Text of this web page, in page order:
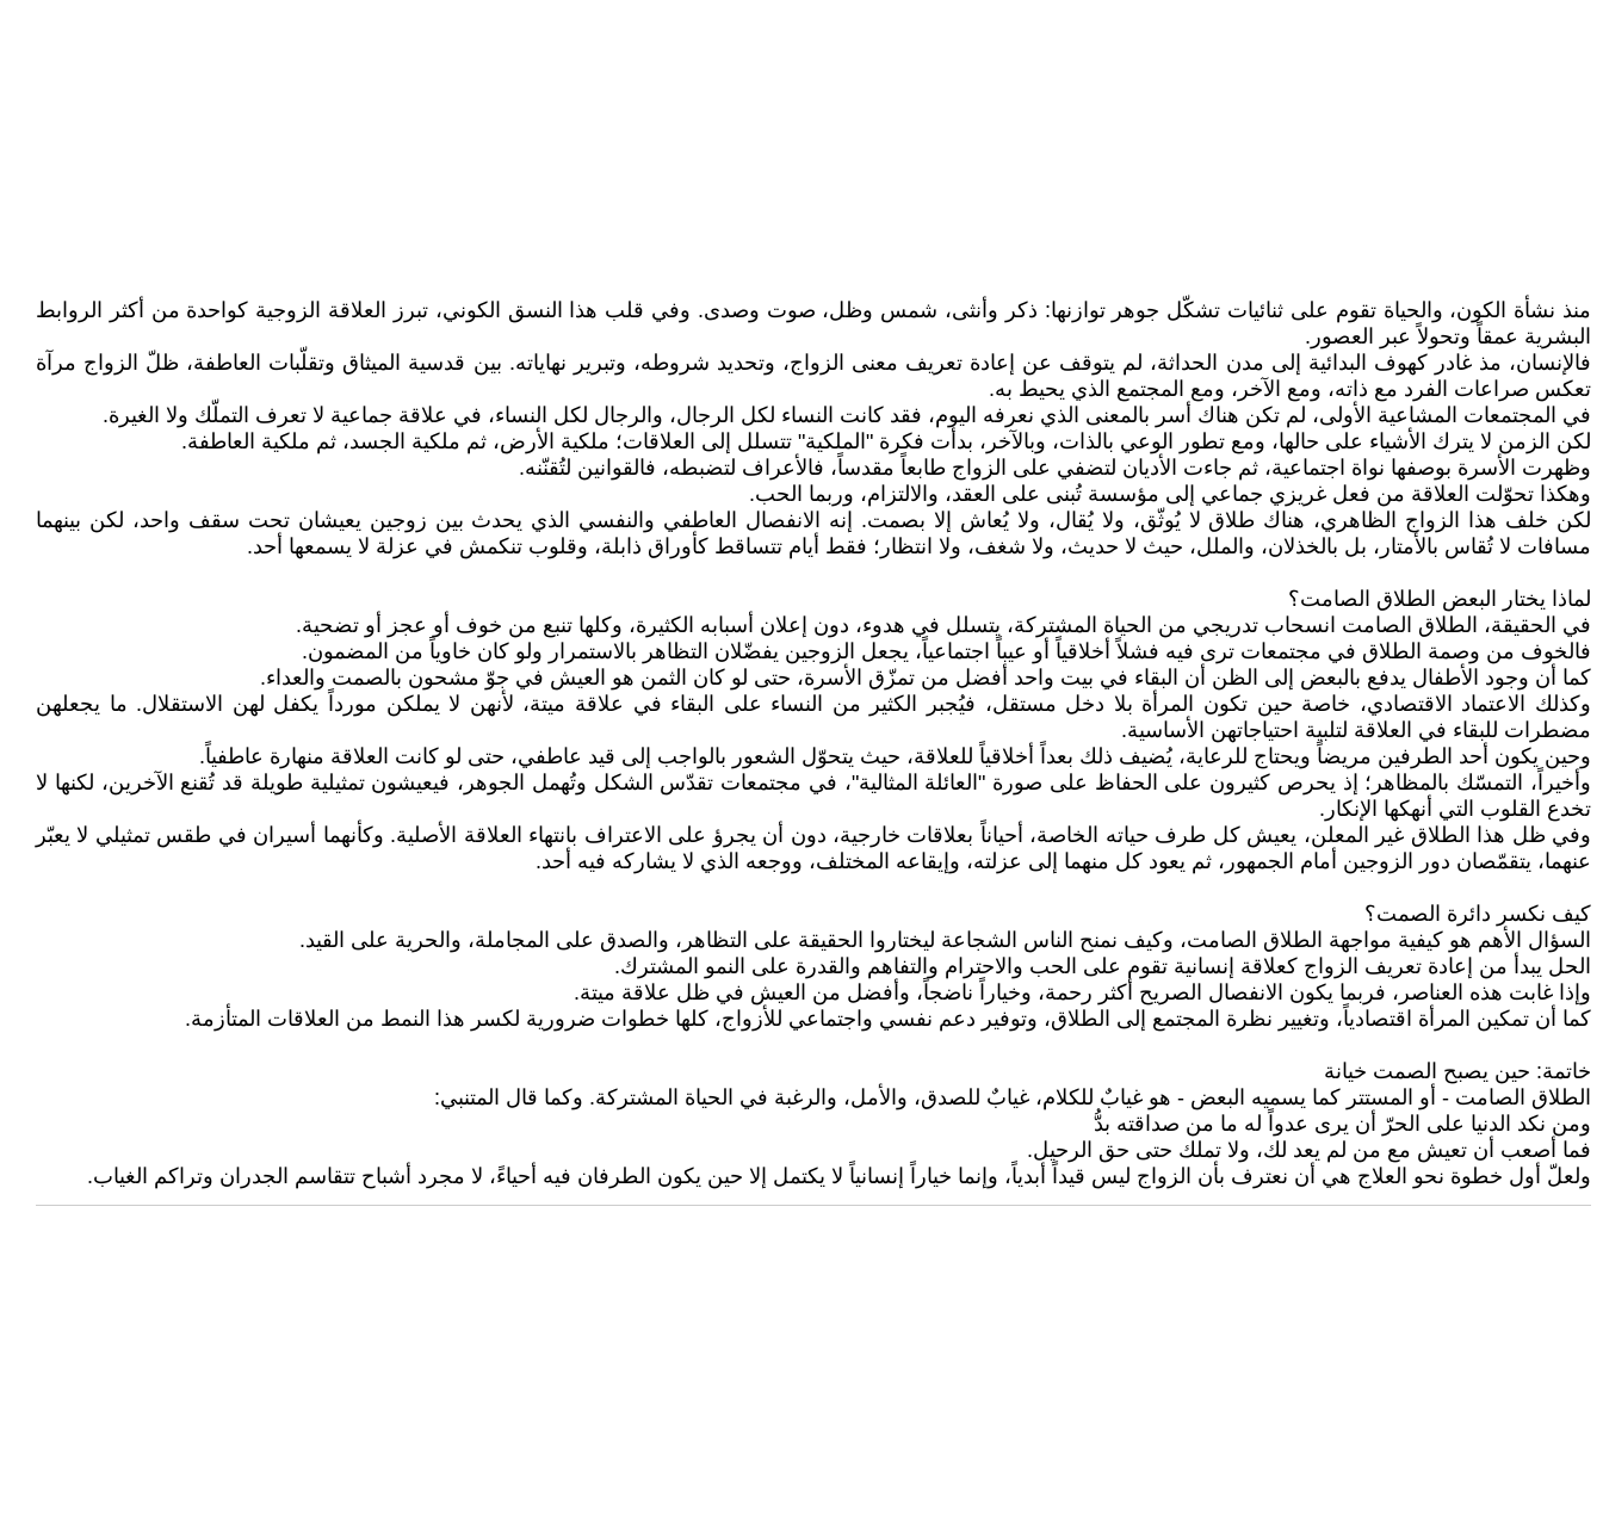
منذ نشأة الكون، والحياة تقوم على ثنائيات تشكّل جوهر توازنها: ذكر وأنثى، شمس وظل، صوت وصدى. وفي قلب هذا النسق الكوني، تبرز العلاقة الزوجية كواحدة من أكثر الروابط
البشرية عمقاً وتحولاً عبر العصور.
فالإنسان، مذ غادر كهوف البدائية إلى مدن الحداثة، لم يتوقف عن إعادة تعريف معنى الزواج، وتحديد شروطه، وتبرير نهاياته. بين قدسية الميثاق وتقلّبات العاطفة، ظلّ الزواج مرآة
تعكس صراعات الفرد مع ذاته، ومع الآخر، ومع المجتمع الذي يحيط به.
في المجتمعات المشاعية الأولى، لم تكن هناك أسر بالمعنى الذي نعرفه اليوم، فقد كانت النساء لكل الرجال، والرجال لكل النساء، في علاقة جماعية لا تعرف التملّك ولا الغيرة.
لكن الزمن لا يترك الأشياء على حالها، ومع تطور الوعي بالذات، وبالآخر، بدأت فكرة "الملكية" تتسلل إلى العلاقات؛ ملكية الأرض، ثم ملكية الجسد، ثم ملكية العاطفة.
وظهرت الأسرة بوصفها نواة اجتماعية، ثم جاءت الأديان لتضفي على الزواج طابعاً مقدساً، فالأعراف لتضبطه، فالقوانين لتُقنّنه.
وهكذا تحوّلت العلاقة من فعل غريزي جماعي إلى مؤسسة تُبنى على العقد، والالتزام، وربما الحب.
لكن خلف هذا الزواج الظاهري، هناك طلاق لا يُوثّق، ولا يُقال، ولا يُعاش إلا بصمت. إنه الانفصال العاطفي والنفسي الذي يحدث بين زوجين يعيشان تحت سقف واحد، لكن بينهما
مسافات لا تُقاس بالأمتار، بل بالخذلان، والملل، حيث لا حديث، ولا شغف، ولا انتظار؛ فقط أيام تتساقط كأوراق ذابلة، وقلوب تنكمش في عزلة لا يسمعها أحد.
لماذا يختار البعض الطلاق الصامت؟
في الحقيقة، الطلاق الصامت انسحاب تدريجي من الحياة المشتركة، يتسلل في هدوء، دون إعلان أسبابه الكثيرة، وكلها تنبع من خوف أو عجز أو تضحية.
فالخوف من وصمة الطلاق في مجتمعات ترى فيه فشلاً أخلاقياً أو عيباً اجتماعياً، يجعل الزوجين يفضّلان التظاهر بالاستمرار ولو كان خاوياً من المضمون.
كما أن وجود الأطفال يدفع بالبعض إلى الظن أن البقاء في بيت واحد أفضل من تمزّق الأسرة، حتى لو كان الثمن هو العيش في جوّ مشحون بالصمت والعداء.
وكذلك الاعتماد الاقتصادي، خاصة حين تكون المرأة بلا دخل مستقل، فيُجبر الكثير من النساء على البقاء في علاقة ميتة، لأنهن لا يملكن مورداً يكفل لهن الاستقلال. ما يجعلهن
مضطرات للبقاء في العلاقة لتلبية احتياجاتهن الأساسية.
وحين يكون أحد الطرفين مريضاً ويحتاج للرعاية، يُضيف ذلك بعداً أخلاقياً للعلاقة، حيث يتحوّل الشعور بالواجب إلى قيد عاطفي، حتى لو كانت العلاقة منهارة عاطفياً.
وأخيراً، التمسّك بالمظاهر؛ إذ يحرص كثيرون على الحفاظ على صورة "العائلة المثالية"، في مجتمعات تقدّس الشكل وتُهمل الجوهر، فيعيشون تمثيلية طويلة قد تُقنع الآخرين، لكنها لا
تخدع القلوب التي أنهكها الإنكار.
وفي ظل هذا الطلاق غير المعلن، يعيش كل طرف حياته الخاصة، أحياناً بعلاقات خارجية، دون أن يجرؤ على الاعتراف بانتهاء العلاقة الأصلية. وكأنهما أسيران في طقس تمثيلي لا يعبّر
عنهما، يتقمّصان دور الزوجين أمام الجمهور، ثم يعود كل منهما إلى عزلته، وإيقاعه المختلف، ووجعه الذي لا يشاركه فيه أحد.
كيف نكسر دائرة الصمت؟
السؤال الأهم هو كيفية مواجهة الطلاق الصامت، وكيف نمنح الناس الشجاعة ليختاروا الحقيقة على التظاهر، والصدق على المجاملة، والحرية على القيد.
الحل يبدأ من إعادة تعريف الزواج كعلاقة إنسانية تقوم على الحب والاحترام والتفاهم والقدرة على النمو المشترك.
وإذا غابت هذه العناصر، فربما يكون الانفصال الصريح أكثر رحمة، وخياراً ناضجاً، وأفضل من العيش في ظل علاقة ميتة.
كما أن تمكين المرأة اقتصادياً، وتغيير نظرة المجتمع إلى الطلاق، وتوفير دعم نفسي واجتماعي للأزواج، كلها خطوات ضرورية لكسر هذا النمط من العلاقات المتأزمة.
خاتمة: حين يصبح الصمت خيانة
الطلاق الصامت - أو المستتر كما يسميه البعض - هو غيابٌ للكلام، غيابٌ للصدق، والأمل، والرغبة في الحياة المشتركة. وكما قال المتنبي:
ومن نكد الدنيا على الحرّ أن يرى عدواً له ما من صداقته بدُّ
فما أصعب أن تعيش مع من لم يعد لك، ولا تملك حتى حق الرحيل.
ولعلّ أول خطوة نحو العلاج هي أن نعترف بأن الزواج ليس قيداً أبدياً، وإنما خياراً إنسانياً لا يكتمل إلا حين يكون الطرفان فيه أحياءً، لا مجرد أشباح تتقاسم الجدران وتراكم الغياب.